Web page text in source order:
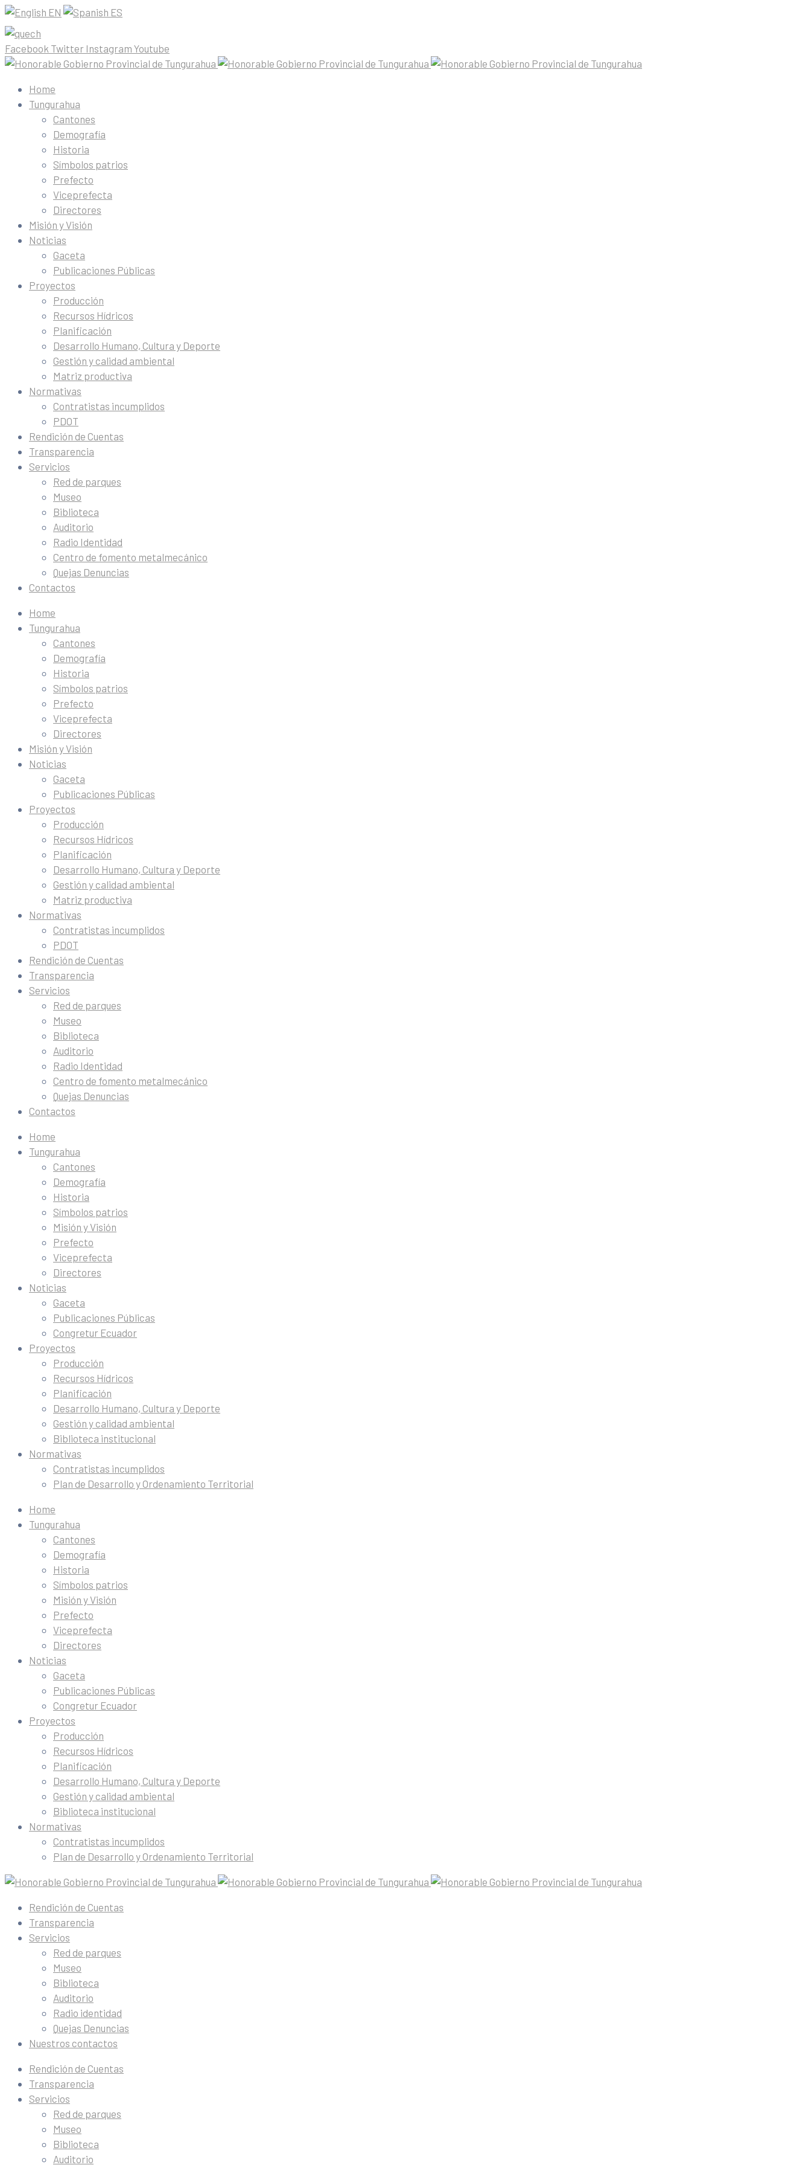
EN ES
Facebook Twitter Instagram Youtube
Home
Tungurahua
Cantones
Demografía
Historia
Símbolos patrios
Prefecto
Viceprefecta
Directores
Misión y Visión
Noticias
Gaceta
Publicaciones Públicas
Proyectos
Producción
Recursos Hídricos
Planificación
Desarrollo Humano, Cultura y Deporte
Gestión y calidad ambiental
Matriz productiva
Normativas
Contratistas incumplidos
PDOT
Rendición de Cuentas
Transparencia
Servicios
Red de parques
Museo
Biblioteca
Auditorio
Radio Identidad
Centro de fomento metalmecánico
Quejas Denuncias
Contactos
Home
Tungurahua
Cantones
Demografía
Historia
Símbolos patrios
Prefecto
Viceprefecta
Directores
Misión y Visión
Noticias
Gaceta
Publicaciones Públicas
Proyectos
Producción
Recursos Hídricos
Planificación
Desarrollo Humano, Cultura y Deporte
Gestión y calidad ambiental
Matriz productiva
Normativas
Contratistas incumplidos
PDOT
Rendición de Cuentas
Transparencia
Servicios
Red de parques
Museo
Biblioteca
Auditorio
Radio Identidad
Centro de fomento metalmecánico
Quejas Denuncias
Contactos
Home
Tungurahua
Cantones
Demografía
Historia
Símbolos patrios
Misión y Visión
Prefecto
Viceprefecta
Directores
Noticias
Gaceta
Publicaciones Públicas
Congretur Ecuador
Proyectos
Producción
Recursos Hídricos
Planificación
Desarrollo Humano, Cultura y Deporte
Gestión y calidad ambiental
Biblioteca institucional
Normativas
Contratistas incumplidos
Plan de Desarrollo y Ordenamiento Territorial
Home
Tungurahua
Cantones
Demografía
Historia
Símbolos patrios
Misión y Visión
Prefecto
Viceprefecta
Directores
Noticias
Gaceta
Publicaciones Públicas
Congretur Ecuador
Proyectos
Producción
Recursos Hídricos
Planificación
Desarrollo Humano, Cultura y Deporte
Gestión y calidad ambiental
Biblioteca institucional
Normativas
Contratistas incumplidos
Plan de Desarrollo y Ordenamiento Territorial
Rendición de Cuentas
Transparencia
Servicios
Red de parques
Museo
Biblioteca
Auditorio
Radio identidad
Quejas Denuncias
Nuestros contactos
Rendición de Cuentas
Transparencia
Servicios
Red de parques
Museo
Biblioteca
Auditorio